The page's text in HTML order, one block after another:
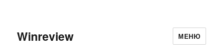
Winreview МЕНЮ